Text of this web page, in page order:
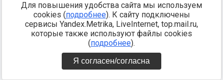
Для повышения удобства сайта мы используем
cookies (подробнее). К сайту подключены
сервисы Yandex.Metrika, LiveInternet, top.mail.ru,
которые также используют файлы cookies
(подробнее).
Я согласен/согласна